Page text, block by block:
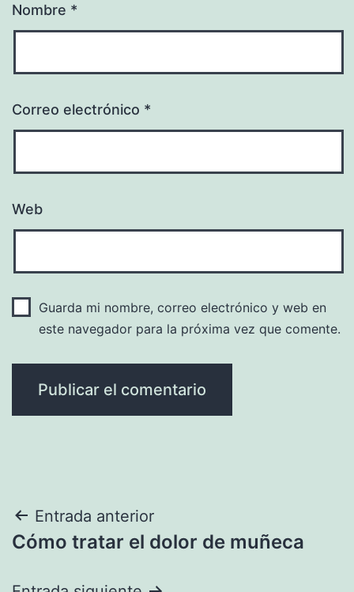
Nombre *
Correo electrónico *
Web
Guarda mi nombre, correo electrónico y web en
este navegador para la próxima vez que comente.
Navegación
de
Entrada anterior
Cómo tratar el dolor de muñeca